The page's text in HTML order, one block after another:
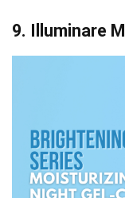
9. Illuminare